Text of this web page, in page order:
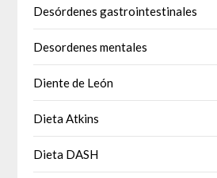
Desórdenes gastrointestinales
Desordenes mentales
Diente de León
Dieta Atkins
Dieta DASH